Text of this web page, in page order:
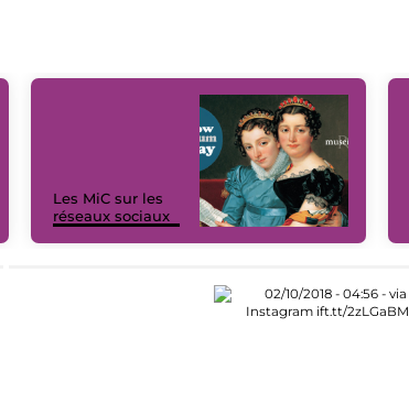
Les MiC sur les
réseaux sociaux